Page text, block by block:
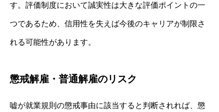
す。評価制度において誠実性は大きな評価ポイントの一
つであるため、信用性を失えば今後のキャリアが制限さ
れる可能性があります。
懲戒解雇・普通解雇のリスク
嘘が就業規則の懲戒事由に該当すると判断されれば、懲